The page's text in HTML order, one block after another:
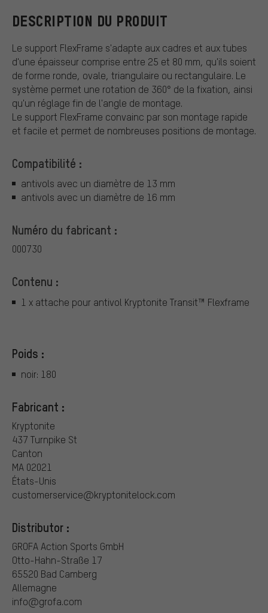
DESCRIPTION DU PRODUIT
Le support FlexFrame s'adapte aux cadres et aux tubes
d'une épaisseur comprise entre 25 et 80 mm, qu'ils soient
de forme ronde, ovale, triangulaire ou rectangulaire. Le
système permet une rotation de 360° de la fixation, ainsi
qu'un réglage fin de l'angle de montage.
Le support FlexFrame convainc par son montage rapide
et facile et permet de nombreuses positions de montage.
Compatibilité :
antivols avec un diamètre de 13 mm
antivols avec un diamètre de 16 mm
Numéro du fabricant :
000730
Contenu :
1 x attache pour antivol Kryptonite Transit™ Flexframe
Poids :
noir: 180
Fabricant :
Kryptonite
437 Turnpike St
Canton
MA 02021
États-Unis
customerservice@kryptonitelock.com
Distributor :
GROFA Action Sports GmbH
Otto-Hahn-Straße 17
65520 Bad Camberg
Allemagne
info@grofa.com